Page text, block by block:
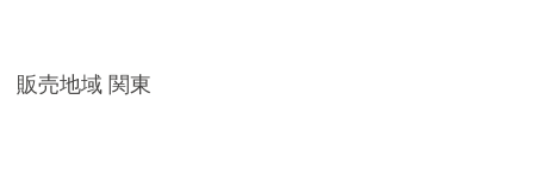
販売地域 関東